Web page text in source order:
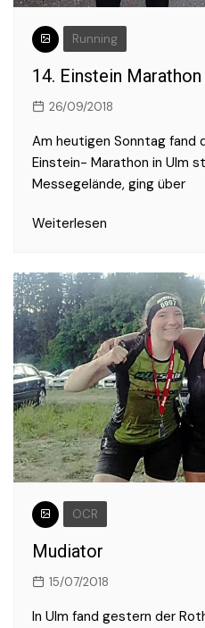
Running
14. Einstein Marathon
26/09/2018
Am heutigen Sonntag fand
Einstein- Marathon in Ulm
Messegelände, ging über
Weiterlesen
OCR
Mudiator
15/07/2018
In Ulm fand gestern der